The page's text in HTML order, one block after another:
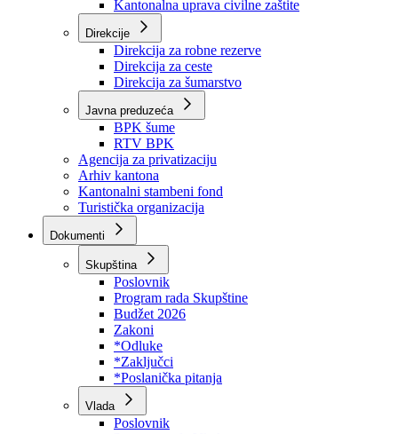
Kantonalna uprava za inspekcijske poslove
Kantonalna uprava civilne zaštite
Direkcije
Direkcija za robne rezerve
Direkcija za ceste
Direkcija za šumarstvo
Javna preduzeća
BPK šume
RTV BPK
Agencija za privatizaciju
Arhiv kantona
Kantonalni stambeni fond
Turistička organizacija
Dokumenti
Skupština
Poslovnik
Program rada Skupštine
Budžet 2026
Zakoni
*Odluke
*Zaključci
*Poslanička pitanja